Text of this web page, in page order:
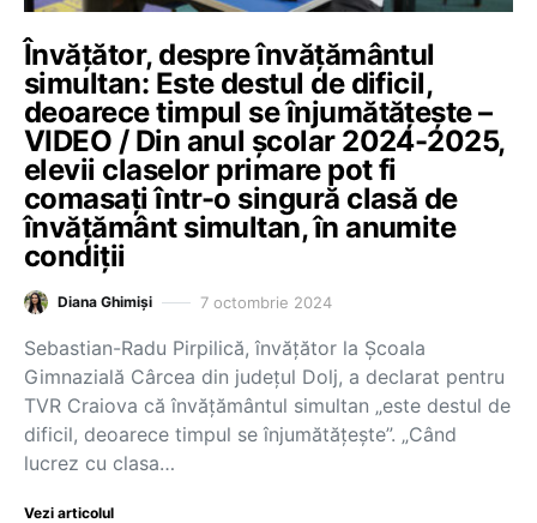
Învățător, despre învățământul
simultan: Este destul de dificil,
deoarece timpul se înjumătățește –
VIDEO / Din anul școlar 2024-2025,
elevii claselor primare pot fi
comasați într-o singură clasă de
învățământ simultan, în anumite
condiții
Diana Ghimiși 7 octombrie 2024
Sebastian-Radu Pirpilică, învățător la Școala
Gimnazială Cârcea din județul Dolj, a declarat pentru
TVR Craiova că învățământul simultan „este destul de
dificil, deoarece timpul se înjumătățește”. „Când
lucrez cu clasa…
Vezi articolul